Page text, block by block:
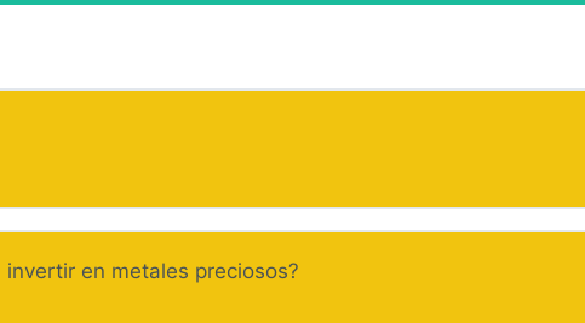
en metales preciosos?